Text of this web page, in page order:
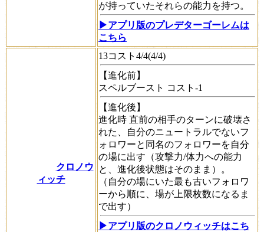
が持っていたそれらの能力を持つ。
▶アプリ版のプレデターゴーレムは
こちら
クロノウ
ィッチ
13コスト4/4(4/4)
【進化前】
スペルブースト コスト-1
【進化後】
進化時 直前の相手のターンに破壊さ
れた、自分のニュートラルでないフ
ォロワーと同名のフォロワーを自分
の場に出す（攻撃力/体力への能力
と、進化後状態はそのまま）。
（自分の場にいた最も古いフォロワ
ーから順に、場が上限枚数になるま
で出す）
▶アプリ版のクロノウィッチはこち